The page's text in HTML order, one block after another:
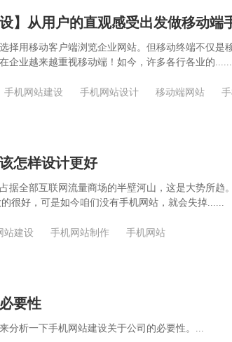
择用移动客户端浏览企业网站。但移动终端不仅是
企业越来越重视移动端！如今，许多各行各业的......
手机网站建设 手机网站设计 移动端网站 手
怎样设计更好
据全部互联网流量商场的半壁河山，这是大势所趋
很好，可是如今咱们没有手机网站，就会失掉......
站建设 手机网站制作 手机网站
要性
分析一下手机网站建设关于公司的必要性。...